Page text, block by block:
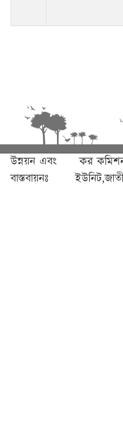
উন্নয়ন এবং
বাস্তবায়নঃ
কর